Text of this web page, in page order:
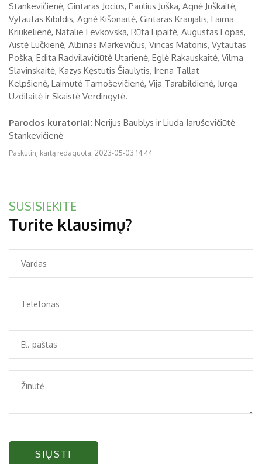
Stankevičienė, Gintaras Jocius, Paulius Juška, Agnė Juškaitė,
Vytautas Kibildis, Agnė Kišonaitė, Gintaras Kraujalis, Laima
Kriukelienė, Natalie Levkovska, Rūta Lipaitė, Augustas Lopas,
Aistė Lučkienė, Albinas Markevičius, Vincas Matonis, Vytautas
Poška, Edita Radvilavičiūtė Utarienė, Eglė Rakauskaitė, Vilma
Slavinskaitė, Kazys Kęstutis Šiaulytis, Irena Tallat-
Kelpšienė, Laimutė Tamoševičienė, Vija Tarabildienė, Jurga
Uzdilaitė ir Skaistė Verdingytė.
Parodos kuratoriai: Nerijus Baublys ir Liuda Jaruševičiūtė
Stankevičienė
Paskutinį kartą redaguota: 2023-05-03 14:44
SUSISIEKITE
Turite klausimų?
SIŲSTI